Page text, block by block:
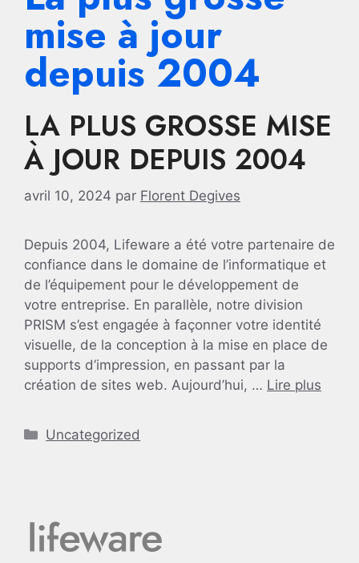
mise à jour
depuis 2004
LA PLUS GROSSE MISE
À JOUR DEPUIS 2004
avril 10, 2024 par Florent Degives
Depuis 2004, Lifeware a été votre partenaire de
confiance dans le domaine de l’informatique et
de l’équipement pour le développement de
votre entreprise. En parallèle, notre division
PRISM s’est engagée à façonner votre identité
visuelle, de la conception à la mise en place de
supports d’impression, en passant par la
création de sites web. Aujourd’hui, … Lire plus
Catégories
Uncategorized